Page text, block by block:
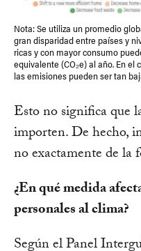
Nota: Se utiliza un promedio
gran disparidad entre países y
ricas y con mayor consumo
equivalente (CO₂e) al año. En
las emisiones pueden ser tan
Esto no significa que
importen. De hecho,
no exactamente de la
¿En qué medida
personales al clima?
Según el Panel